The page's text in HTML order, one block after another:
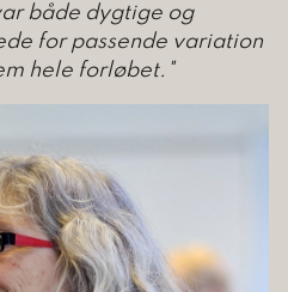
både dygtige og
for passende variation
hele forløbet."